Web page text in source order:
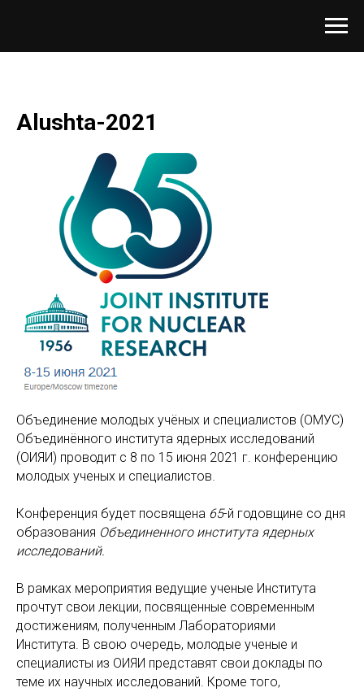
Alushta-2021
Объединение молодых учёных и специалистов (ОМУС)
Объединённого института ядерных исследований
(ОИЯИ) проводит с 8 по 15 июня 2021 г. конференцию
молодых ученых и специалистов.
Конференция будет посвящена 65-й годовщине со дня
образования Объединенного института ядерных
исследований.
В рамках мероприятия ведущие ученые Института
прочтут свои лекции, посвященные современным
достижениям, полученным Лабораториями
Института. В свою очередь, молодые ученые и
специалисты из ОИЯИ представят свои доклады по
теме их научных исследований. Кроме того,